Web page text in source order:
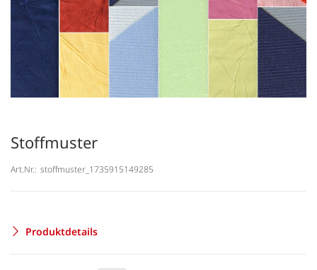
Stoffmuster
Art.Nr.: stoffmuster_1735915149285
Produktdetails